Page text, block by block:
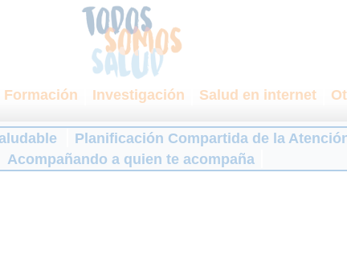
Formación Investigación Salud en internet
Planificación Compartida de la
Acompañando a quien te acompaña